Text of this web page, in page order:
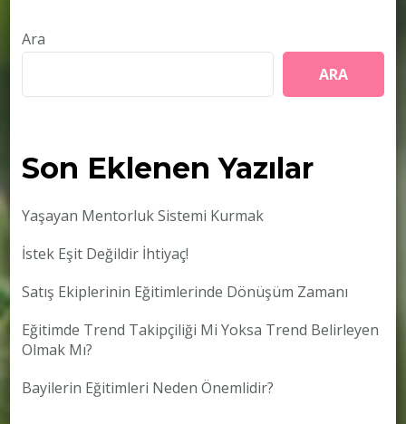
Ara
ARA
Son Eklenen Yazılar
Yaşayan Mentorluk Sistemi Kurmak
İstek Eşit Değildir İhtiyaç!
Satış Ekiplerinin Eğitimlerinde Dönüşüm Zamanı
Eğitimde Trend Takipçiliği Mi Yoksa Trend Belirleyen
Olmak Mı?
Bayilerin Eğitimleri Neden Önemlidir?